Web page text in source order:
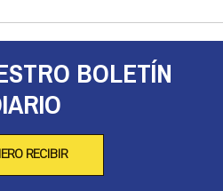
BOLETÍN
RECIBIR